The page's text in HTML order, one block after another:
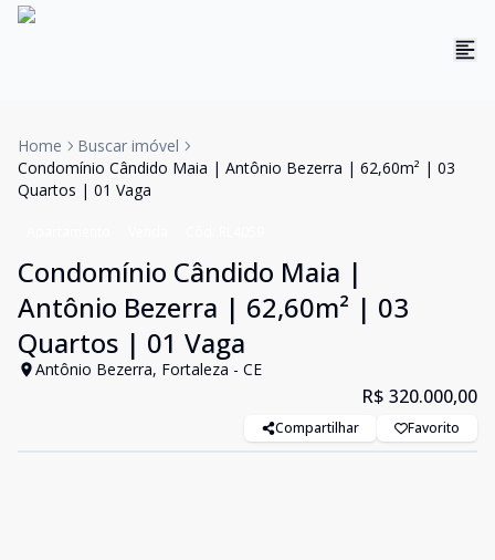
Home
Buscar imóvel
Condomínio Cândido Maia | Antônio Bezerra | 62,60m² | 03
Quartos | 01 Vaga
Condomínio Cândido Maia |
Antônio Bezerra | 62,60m² | 03
Quartos | 01 Vaga
Antônio Bezerra, Fortaleza - CE
R$ 320.000,00
Compartilhar Favorito